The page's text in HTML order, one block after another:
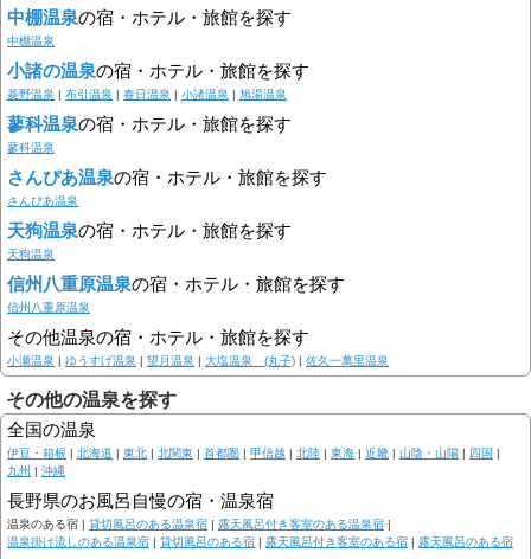
中棚温泉の宿・ホテル・旅館を探す
中棚温泉
小諸の温泉の宿・ホテル・旅館を探す
菱野温泉 | 布引温泉 | 春日温泉 | 小諸温泉 | 旭湯温泉
蓼科温泉の宿・ホテル・旅館を探す
蓼科温泉
さんぴあ温泉の宿・ホテル・旅館を探す
さんぴあ温泉
天狗温泉の宿・ホテル・旅館を探す
天狗温泉
信州八重原温泉の宿・ホテル・旅館を探す
信州八重原温泉
その他温泉の宿・ホテル・旅館を探す
小瀬温泉 | ゆうすげ温泉 | 望月温泉 | 大塩温泉 (丸子) | 佐久一萬里温泉
その他の温泉を探す
全国の温泉
伊豆・箱根 | 北海道 | 東北 | 北関東 | 首都圏 | 甲信越 | 北陸 | 東海 | 近畿 | 山陰・山陽 | 四国 |
九州 | 沖縄
長野県のお風呂自慢の宿・温泉宿
温泉のある宿 | 貸切風呂のある温泉宿 | 露天風呂付き客室のある温泉宿 |
温泉掛け流しのある温泉宿 | 貸切風呂のある宿 | 露天風呂付き客室のある宿 | 露天風呂のある宿